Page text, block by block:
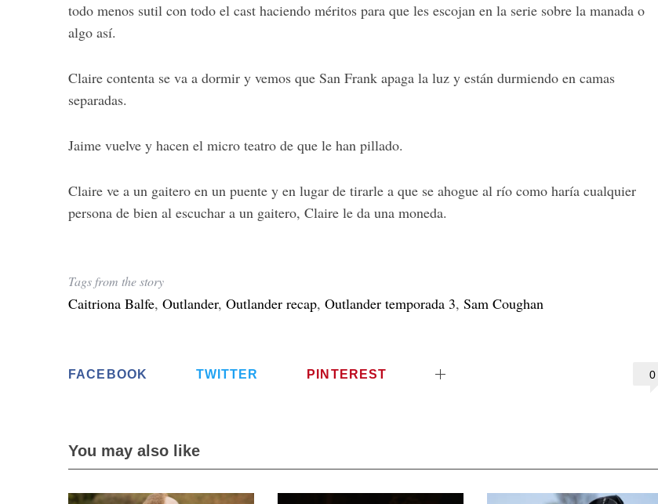
todo menos sutil con todo el cast haciendo méritos para que les escojan en la serie sobre la manada o
algo así.
Claire contenta se va a dormir y vemos que San Frank apaga la luz y están durmiendo en camas
separadas.
Jaime vuelve y hacen el micro teatro de que le han pillado.
Claire ve a un gaitero en un puente y en lugar de tirarle a que se ahogue al río como haría cualquier
persona de bien al escuchar a un gaitero, Claire le da una moneda.
Tags from the story
Caitriona Balfe, Outlander, Outlander recap, Outlander temporada 3, Sam Coughan
0
FACEBOOK TWITTER PINTEREST
You may also like